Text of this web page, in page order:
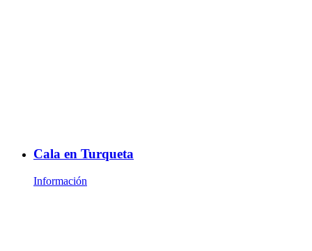
Cala en Turqueta
Información